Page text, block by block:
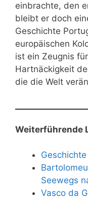
einbrachte, den
bleibt er doch
Geschichte
europäischen
ist ein Zeugnis
Hartnäckigkeit
die die Welt
Weiterführende
Seewegs
Vasco da